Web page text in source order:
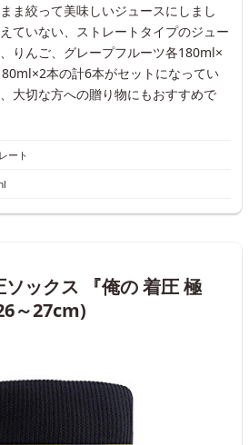
ま絞って美味しいジュースにしまし
ていない、ストレートタイプのジュー
りんご、グレープフルーツ各180ml×
本の計6本がセットになってい
大切な方への贈り物にもおすすめで
ート
ックス 『俺の 着圧 極
～27cm)